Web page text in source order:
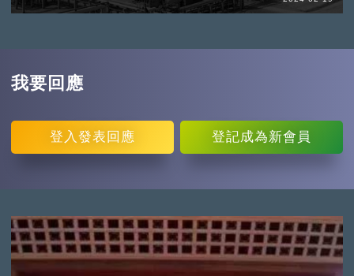
我要回應
登入 發表回應 登記成為新會員